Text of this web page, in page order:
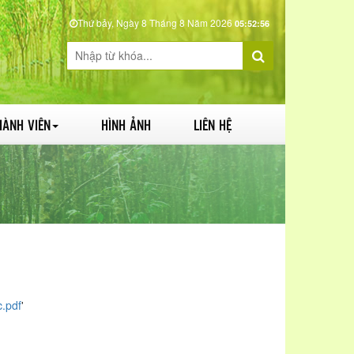
Thứ bảy, Ngày 8 Tháng 8 Năm 202605:52:57
VIÊN HÌNH ẢNH LIÊN HỆ
'